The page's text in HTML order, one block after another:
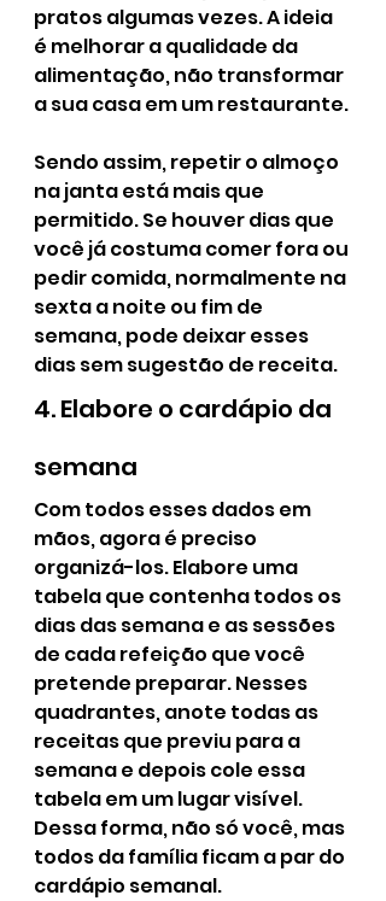
pratos algumas vezes. A ideia
é melhorar a qualidade da
alimentação, não transformar
a sua casa em um restaurante.
Sendo assim, repetir o almoço
na janta está mais que
permitido. Se houver dias que
você já costuma comer fora ou
pedir comida, normalmente na
sexta a noite ou fim de
semana, pode deixar esses
dias sem sugestão de receita.
4. Elabore o cardápio da
semana
Com todos esses dados em
mãos, agora é preciso
organizá-los. Elabore uma
tabela que contenha todos os
dias das semana e as sessões
de cada refeição que você
pretende preparar. Nesses
quadrantes, anote todas as
receitas que previu para a
semana e depois cole essa
tabela em um lugar visível.
Dessa forma, não só você, mas
todos da família ficam a par do
cardápio semanal.